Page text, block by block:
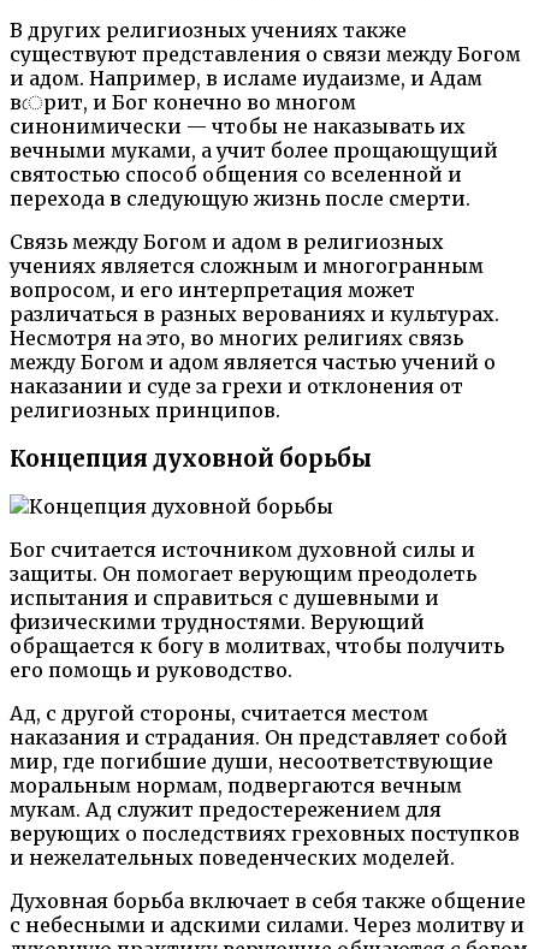
В других религиозных учениях также
существуют представления о связи между Богом
и адом. Например, в исламе иудаизме, и Адам
вেрит, и Бог конечно во многом
синонимически — чтобы не наказывать их
вечными муками, а учит более прощающущий
святостью способ общения со вселенной и
перехода в следующую жизнь после смерти.
Связь между Богом и адом в религиозных
учениях является сложным и многогранным
вопросом, и его интерпретация может
различаться в разных верованиях и культурах.
Несмотря на это, во многих религиях связь
между Богом и адом является частью учений о
наказании и суде за грехи и отклонения от
религиозных принципов.
Концепция духовной борьбы
Бог считается источником духовной силы и
защиты. Он помогает верующим преодолеть
испытания и справиться с душевными и
физическими трудностями. Верующий
обращается к богу в молитвах, чтобы получить
его помощь и руководство.
Ад, с другой стороны, считается местом
наказания и страдания. Он представляет собой
мир, где погибшие души, несоответствующие
моральным нормам, подвергаются вечным
мукам. Ад служит предостережением для
верующих о последствиях греховных поступков
и нежелательных поведенческих моделей.
Духовная борьба включает в себя также общение
с небесными и адскими силами. Через молитву и